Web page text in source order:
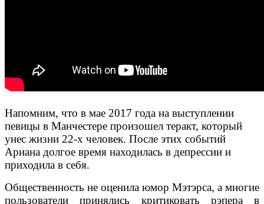
Напомним, что в мае 2017 года на выступлении
певицы в Манчестере произошел теракт, который
унес жизни 22-х человек. После этих событий
Ариана долгое время находилась в депрессии и
приходила в себя.
Общественность не оценила юмор Мэтэрса, а многие
пользователи принялись критиковать рэпера в